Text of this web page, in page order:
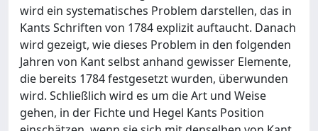
wird ein systematisches Problem darstellen, das in
Kants Schriften von 1784 explizit auftaucht. Danach
wird gezeigt, wie dieses Problem in den folgenden
Jahren von Kant selbst anhand gewisser Elemente,
die bereits 1784 festgesetzt wurden, überwunden
wird. Schließlich wird es um die Art und Weise
gehen, in der Fichte und Hegel Kants Position